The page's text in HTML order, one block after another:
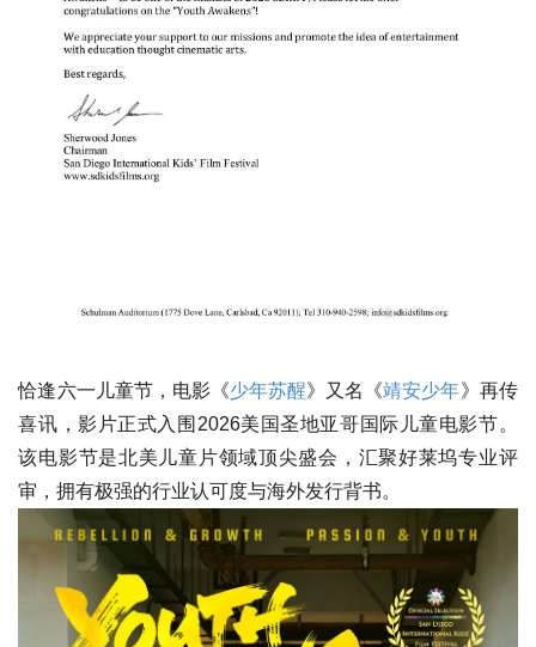
恰逢六一儿童节，电影《少年苏醒》又名《靖安少年》再传
喜讯，影片正式入围2026美国圣地亚哥国际儿童电影节。
该电影节是北美儿童片领域顶尖盛会，汇聚好莱坞专业评
审，拥有极强的行业认可度与海外发行背书。